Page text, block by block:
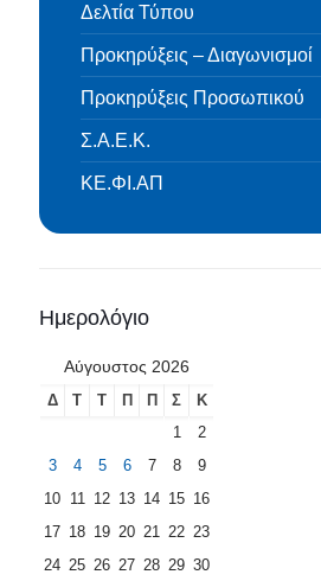
Δελτία Τύπου
Προκηρύξεις – Διαγωνισμοί
Προκηρύξεις Προσωπικού
Σ.Α.Ε.Κ.
ΚΕ.ΦΙ.ΑΠ
Ημερολόγιο
Αύγουστος 2026
Δ Τ Τ Π Π Σ
Κ
1
2
3
4 5 6 7 8
9
10 11 12 13 14 15 16
17 18 19 20 21 22 23
24 25 26 27 28 29 30